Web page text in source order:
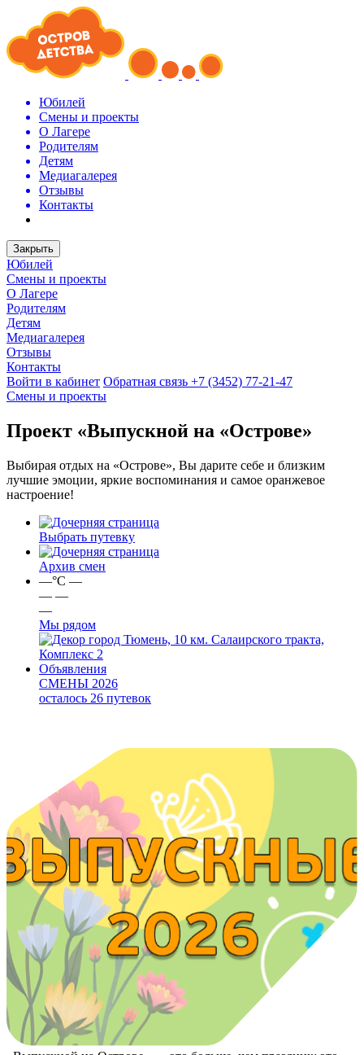
Юбилей
Смены и проекты
О Лагере
Родителям
Детям
Медиагалерея
Отзывы
Контакты
Закрыть
Юбилей
Смены и проекты
О Лагере
Родителям
Детям
Медиагалерея
Отзывы
Контакты
Войти в кабинет Обратная связь +7 (3452) 77-21-47
Смены и проекты
Проект «Выпускной на «Острове»
Выбирая отдых на «Острове», Вы дарите себе и близким
лучшие эмоции, яркие воспоминания и самое оранжевое
настроение!
Выбрать путевку
Архив смен
—°C —
— —
—
Мы рядом
город Тюмень, 10 км. Салаирского тракта,
Комплекс 2
Объявления
СМЕНЫ 2026
осталось 26 путевок